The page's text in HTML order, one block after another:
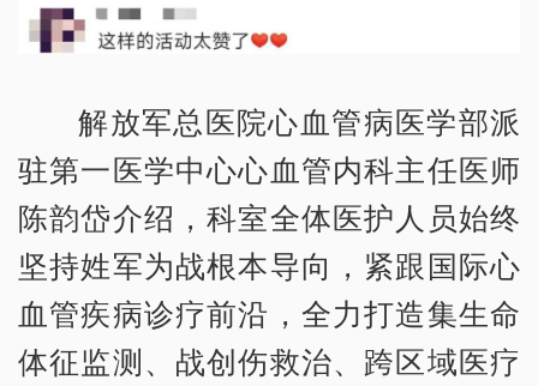
解放军总医院心血管病医学部派
驻第一医学中心心血管内科主任医师
陈韵岱介绍，科室全体医护人员始终
坚持姓军为战根本导向，紧跟国际心
血管疾病诊疗前沿，全力打造集生命
体征监测、战创伤救治、跨区域医疗